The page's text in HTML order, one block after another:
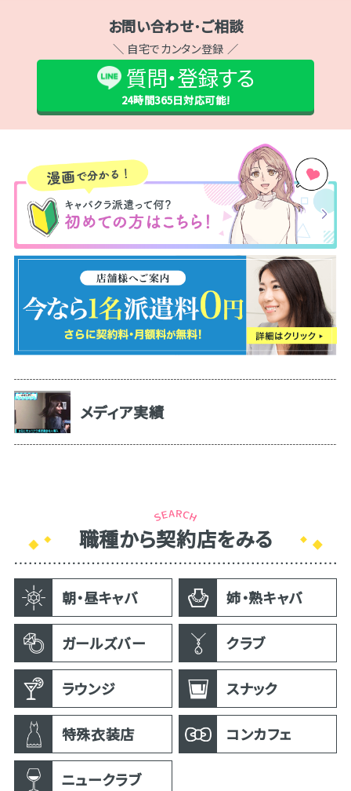
お問い合わせ･ご相談
＼ 自宅でカンタン登録 ／
質問・登録する
24時間365日対応可能!
メディア実績
職種から契約店をみる
朝・昼キャバ 姉・熟キャバ
ガールズバー クラブ
ラウンジ スナック
特殊衣装店 コンカフェ
ニュークラブ